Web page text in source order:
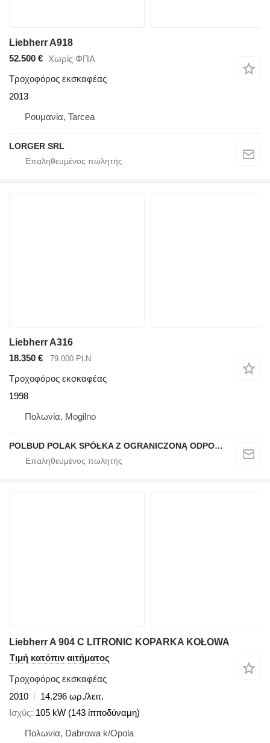
Liebherr A918
52.500 € Χωρίς ΦΠΑ
Τροχοφόρος εκσκαφέας
2013
Ρουμανία, Tarcea
LORGER SRL
Liebherr A316
18.350 €
79.000 PLN
Τροχοφόρος εκσκαφέας
1998
Πολωνία, Mogilno
POLBUD POLAK SPÓŁKA Z OGRANICZONĄ ODPOWIEDZIALNOŚCIĄ
Liebherr A 904 C LITRONIC KOPARKA KOŁOWA
Τιμή κατόπιν αιτήματος
Τροχοφόρος εκσκαφέας
2010
14.296 ωρ./λειτ.
Ισχύς 105 kW (143 ίπποδύναμη)
Πολωνία, Dabrowa k/Opola